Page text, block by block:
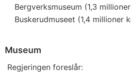
Bergverksmuseum (1,3
Buskerudmuseet (1,4 millioner
Museum
Regjeringen foreslår: